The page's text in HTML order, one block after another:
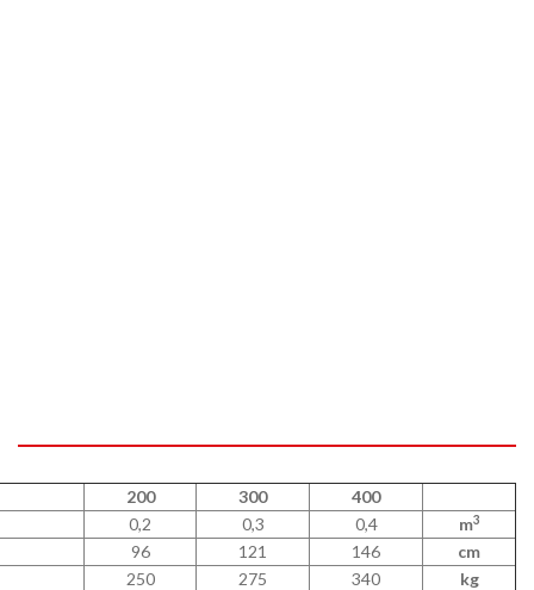
200 300
400
0,2
0,3 0,4 m3
96 121 146
cm
250
275 340
kg